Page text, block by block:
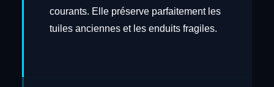
courants. Elle préserve parfaitement les
tuiles anciennes et les enduits fragiles.